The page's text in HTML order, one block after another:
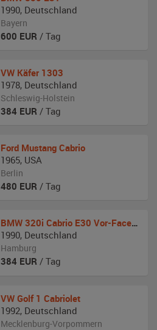
1990, Deutschland
Bayern
600 EUR / Tag
VW Käfer 1303
1978, Deutschland
Schleswig-Holstein
384 EUR / Tag
Ford Mustang Cabrio
1965, USA
Berlin
480 EUR / Tag
BMW 320i Cabrio E30 Vor-Facelift Shadow Line
1990, Deutschland
Hamburg
384 EUR / Tag
VW Golf 1 Cabriolet
1992, Deutschland
Mecklenburg-Vorpommern